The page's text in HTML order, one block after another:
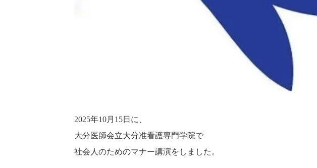
2025年10月15日に、
大分医師会立大分准看護専門学院で
社会人のためのマナー講演をしました。